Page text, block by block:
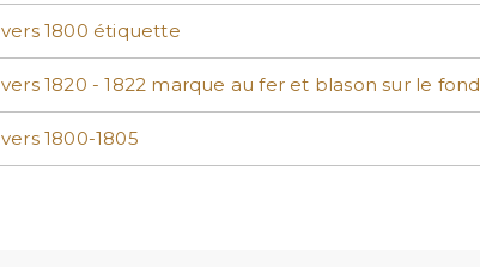
vers 1800 étiquette
vers 1820 - 1822 marque au fer et blason sur le fond
vers 1800-1805